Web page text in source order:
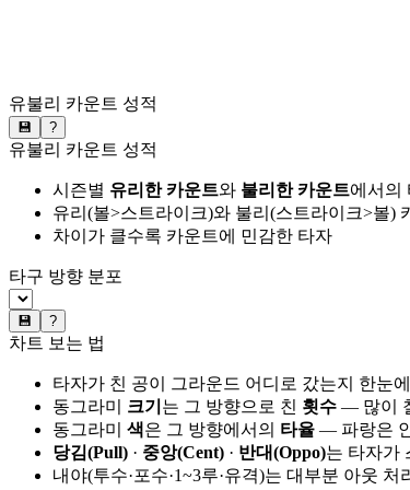
유불리 카운트 성적
💾 ?
유불리 카운트 성적
시즌별 유리한 카운트와 불리한 카운트에서의
유리(볼>스트라이크)와 불리(스트라이크>볼)
차이가 클수록 카운트에 민감한 타자
타구 방향 분포
💾 ?
차트 보는 법
타자가 친 공이 그라운드 어디로 갔는지 한눈
동그라미 크기 는 그 방향으로 친 횟수 — 많이
동그라미 색은 그 방향에서의 타율 — 파랑은
당김(Pull) · 중앙(Cent) · 반대(Oppo)는 타자가
내야(투수·포수·1~3루·유격)는 대부분 아웃